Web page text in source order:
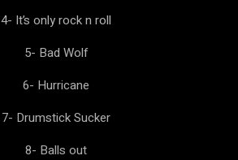
4- It’s only rock n roll
5- Bad Wolf
6- Hurricane
7- Drumstick Sucker
8- Balls out